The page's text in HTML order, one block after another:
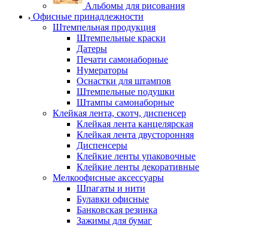
Альбомы для рисования
Офисные принадлежности
Штемпельная продукция
Штемпельные краски
Датеры
Печати самонаборные
Нумераторы
Оснастки для штампов
Штемпельные подушки
Штампы самонаборные
Клейкая лента, скотч, диспенсер
Клейкая лента канцелярская
Клейкая лента двусторонняя
Диспенсеры
Клейкие ленты упаковочные
Клейкие ленты декоративные
Мелкоофисные аксессуары
Шпагаты и нити
Булавки офисные
Банковская резинка
Зажимы для бумаг